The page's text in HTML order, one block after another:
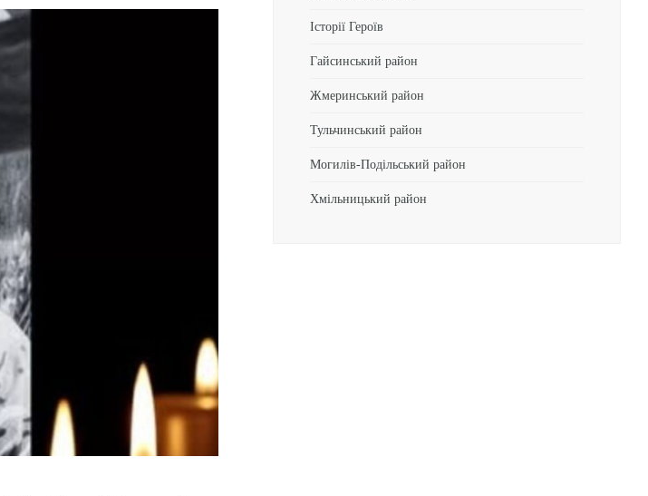
Історії Героїв
Гайсинський район
Жмеринський район
Тульчинський район
Могилів-Подільський район
Хмільницький район